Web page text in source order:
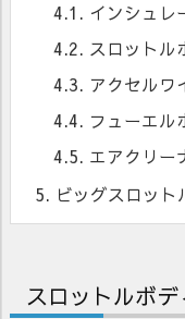
4.1. インシュレ
4.2. スロットル
4.3. アクセルワ
4.4. フューエル
4.5. エアクリー
5. ビッグスロット
スロットルボ